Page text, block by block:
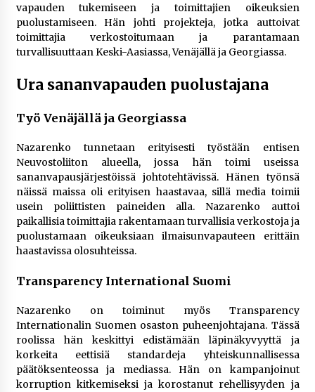
vapauden tukemiseen ja toimittajien oikeuksien
puolustamiseen. Hän johti projekteja, jotka auttoivat
toimittajia verkostoitumaan ja parantamaan
turvallisuuttaan Keski-Aasiassa, Venäjällä ja Georgiassa​.
Ura sananvapauden puolustajana
Työ Venäjällä ja Georgiassa
Nazarenko tunnetaan erityisesti työstään entisen
Neuvostoliiton alueella, jossa hän toimi useissa
sananvapausjärjestöissä johtotehtävissä. Hänen työnsä
näissä maissa oli erityisen haastavaa, sillä media toimii
usein poliittisten paineiden alla. Nazarenko auttoi
paikallisia toimittajia rakentamaan turvallisia verkostoja ja
puolustamaan oikeuksiaan ilmaisunvapauteen erittäin
haastavissa olosuhteissa​.
Transparency International Suomi
Nazarenko on toiminut myös Transparency
Internationalin Suomen osaston puheenjohtajana. Tässä
roolissa hän keskittyi edistämään läpinäkyvyyttä ja
korkeita eettisiä standardeja yhteiskunnallisessa
päätöksenteossa ja mediassa. Hän on kampanjoinut
korruption kitkemiseksi ja korostanut rehellisyyden ja